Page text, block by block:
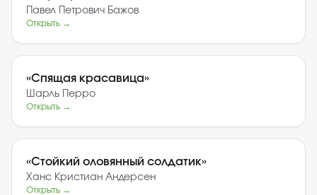
Павел Петрович Бажов
Открыть →
«Спящая красавица»
Шарль Перро
Открыть →
«Стойкий оловянный солдатик»
Ханс Кристиан Андерсен
Открыть →